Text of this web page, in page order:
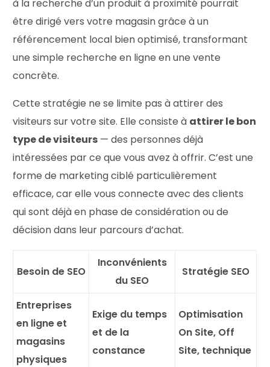
à la recherche d’un produit à proximité pourrait
être dirigé vers votre magasin grâce à un
référencement local bien optimisé, transformant
une simple recherche en ligne en une vente
concrète.
Cette stratégie ne se limite pas à attirer des
visiteurs sur votre site. Elle consiste à attirer le bon
type de visiteurs — des personnes déjà
intéressées par ce que vous avez à offrir. C’est une
forme de marketing ciblé particulièrement
efficace, car elle vous connecte avec des clients
qui sont déjà en phase de considération ou de
décision dans leur parcours d’achat.
Besoin de SEO
Inconvénients
du SEO
Stratégie SEO
Entreprises
en ligne et
magasins
physiques
Exige du temps
et de la
constance
Optimisation
On Site, Off
Site, technique